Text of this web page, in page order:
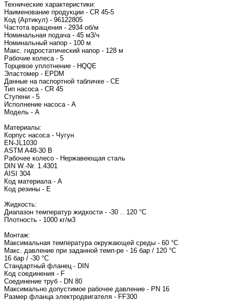
Технические характеристики:
Наименование продукции - CR 45-5
Код (Артикул) - 96122805
Частота вращения - 2934 об/м
Номинальная подача - 45 м3/ч
Номинальный напор - 100 м
Макс. гидростатический напор - 128 м
Рабочие колеса - 5
Торцевое уплотнение - HQQE
Эластомер - EPDM
Данные на паспортной табличке - CE
Тип насоса - CR 45
Ступени - 5
Исполнение насоса - A
Модель - A
Материалы:
Корпус насоса - Чугун
EN-JL1030
ASTM A48-30 B
Рабочее колесо - Нержавеющая сталь
DIN W.-Nr. 1.4301
AISI 304
Код материала - A
Код резины - E
Жидкость:
Диапазон температур жидкости - -30 .. 120 °C
Плотность - 1000 кг/м3
Монтаж:
Максимальная температура окружающей среды - 60 °C
Макс. давление при заданной темп-ре - 16 бар / 120 °C
16 бар / -30 °C
Стандартный фланец - DIN
Код соединения - F
Соединение труб - DN 80
Максимально допустимое рабочее давление - PN 16
Размер фланца электродвигателя -